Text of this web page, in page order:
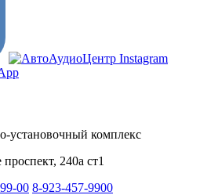
установочный комплекс
240а ст1
00 8-923-457-9900